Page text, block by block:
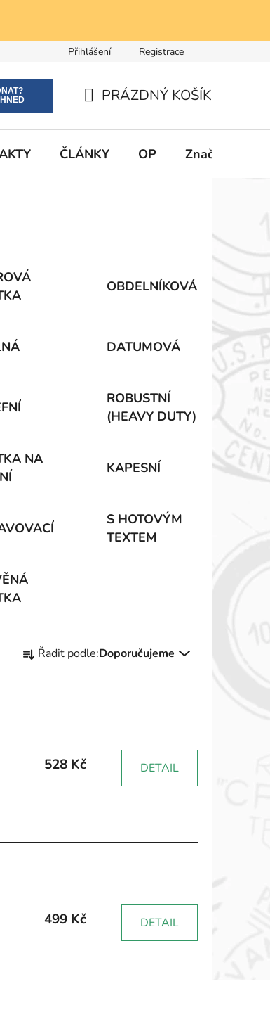
Přihlášení Registrace
KOŠÍK
PRÁZDNÝ KOŠÍK
ČLÁNKY OP Značky
OBDELNÍKOVÁ
DATUMOVÁ
ROBUSTNÍ
(HEAVY DUTY)
NA
KAPESNÍ
S HOTOVÝM
TEXTEM
a
k
Řadit podle:Doporučujeme
528 Kč DETAIL
499 Kč DETAIL